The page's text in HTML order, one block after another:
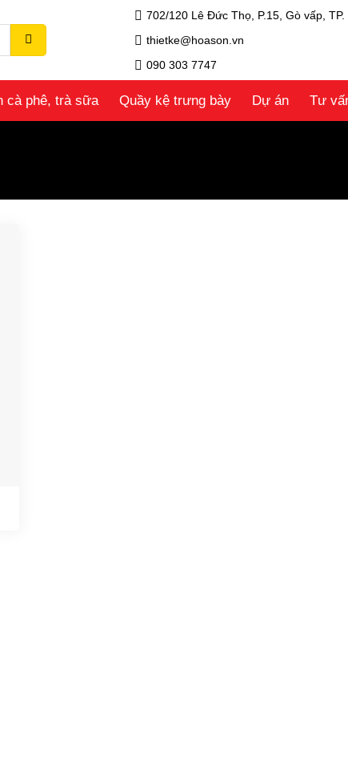
702/120 Lê Đức Thọ, P.15, Gò vấp, TP.
thietke@hoason.vn
090 303 7747
cà phê, trà sữa Quầy kệ trưng bày Dự án Tư